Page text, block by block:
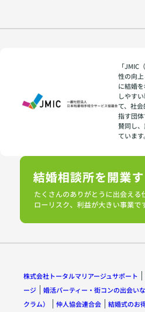
「JMIC
性の向
に結婚
しやす
て、社
指す団
賛同し
ています。
株式会社トータルマリアージュサポート
ージ
婚活パーティー・街コンの出会い
クラム）
仲人協会連合会 結婚式のお